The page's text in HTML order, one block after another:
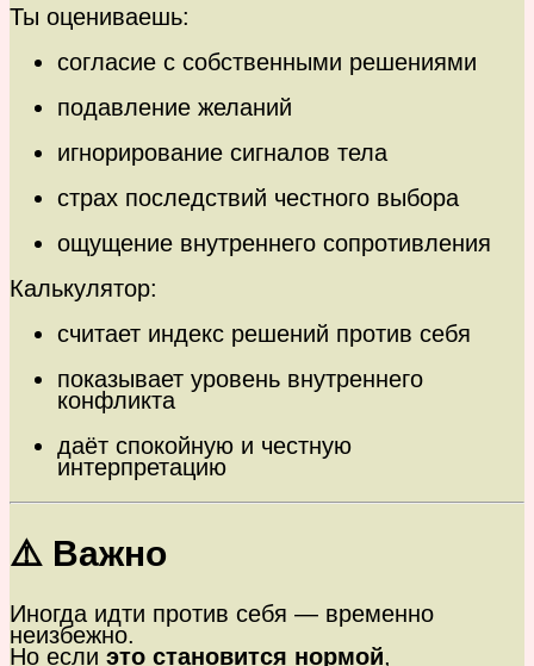
Ты оцениваешь:
согласие с собственными решениями
подавление желаний
игнорирование сигналов тела
страх последствий честного выбора
ощущение внутреннего сопротивления
Калькулятор:
считает индекс решений против себя
показывает уровень внутреннего
конфликта
даёт спокойную и честную
интерпретацию
⚠️ Важно
Иногда идти против себя — временно
неизбежно.
Но если это становится нормой,